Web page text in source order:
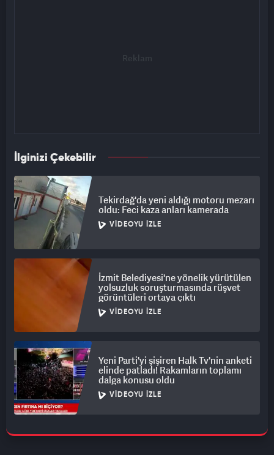
İlginizi Çekebilir
Tekirdağ'da yeni aldığı motoru mezarı
oldu: Feci kaza anları kamerada
VIDEOYU İZLE
İzmit Belediyesi'ne yönelik yürütülen
yolsuzluk soruşturmasında rüşvet
görüntüleri ortaya çıktı
VIDEOYU İZLE
Yeni Parti'yi şişiren Halk Tv'nin anketi
elinde patladı! Rakamların toplamı
dalga konusu oldu
VIDEOYU İZLE